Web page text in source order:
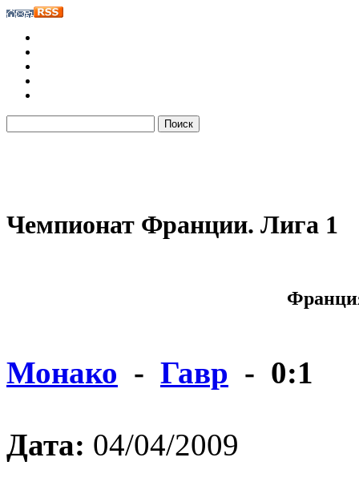
Чемпионат Франции. Лига 1
Монако - Гавр - 0:1
Дата: 04/04/2009